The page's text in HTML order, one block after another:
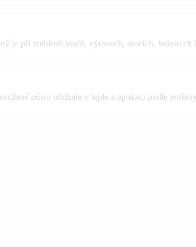
je při ztuhlosti svalů, výronech, otocích, bolestech
místo udržujte v teple a aplikaci podle